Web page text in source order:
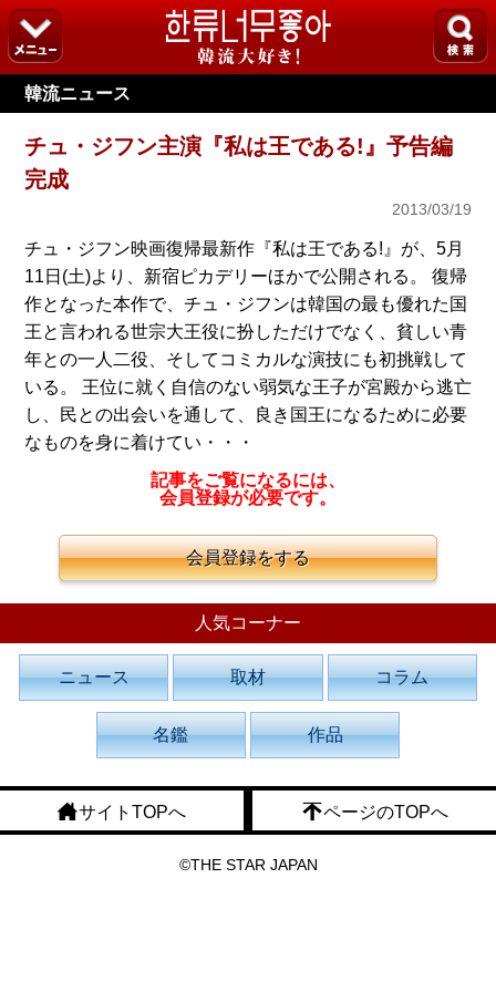
韓流ニュース
チュ・ジフン主演『私は王である!』予告編
完成
2013/03/19
チュ・ジフン映画復帰最新作『私は王である!』が、5月
11日(土)より、新宿ピカデリーほかで公開される。 復帰
作となった本作で、チュ・ジフンは韓国の最も優れた国
王と言われる世宗大王役に扮しただけでなく、貧しい青
年との一人二役、そしてコミカルな演技にも初挑戦して
いる。 王位に就く自信のない弱気な王子が宮殿から逃亡
し、民との出会いを通して、良き国王になるために必要
なものを身に着けてい・・・
記事をご覧になるには、
会員登録が必要です。
会員登録をする
人気コーナー
ニュース 取材 コラム
名鑑 作品
サイトTOPへ ページのTOPへ
©THE STAR JAPAN